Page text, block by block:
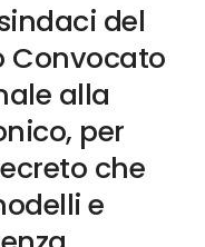
del
Convocato
alla
per
che
e